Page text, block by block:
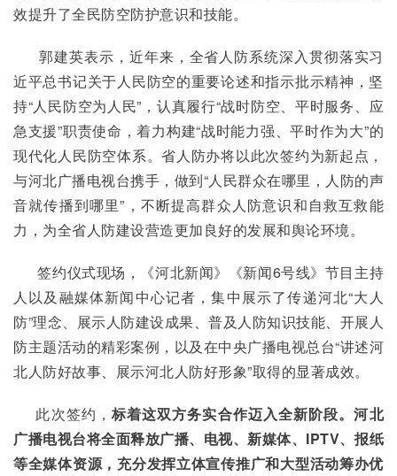
效提升了全民防空防护意识和技能。
郭建英表示，近年来，全省人防系统深入贯彻落实习
近平总书记关于人民防空的重要论述和指示批示精神，坚
持“人民防空为人民”，认真履行“战时防空、平时服务、应
急支援”职责使命，着力构建“战时能力强、平时作为大”的
现代化人民防空体系。省人防办将以此次签约为新起点，
与河北广播电视台携手，做到“人民群众在哪里，人防的声
音就传播到哪里”，不断提高群众人防意识和自救互救能
力，为全省人防建设营造更加良好的发展和舆论环境。
签约仪式现场，《河北新闻》《新闻6号线》节目主持
人以及融媒体新闻中心记者，集中展示了传递河北“大人
防”理念、展示人防建设成果、普及人防知识技能、开展人
防主题活动的精彩案例，以及在中央广播电视总台“讲述河
北人防好故事、展示河北人防好形象”取得的显著成效。
此次签约， 标着这双方务实合作迈入全新阶段。河北
广播电视台将全面释放广播、电视、新媒体、IPTV、报纸
等全媒体资源，充分发挥立体宣传推广和大型活动筹办优